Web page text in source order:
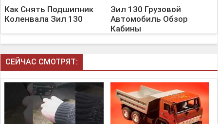
Как Снять Подшипник
Коленвала Зил 130
Зил 130 Грузовой
Автомобиль Обзор
Кабины
СЕЙЧАС СМОТРЯТ: